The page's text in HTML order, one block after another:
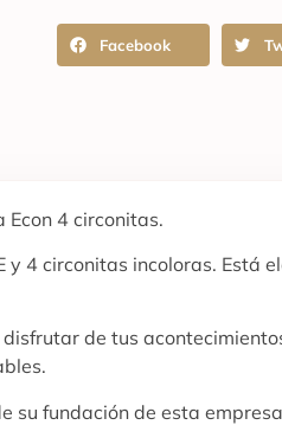
Facebook
Econ 4 circonitas.
4 circonitas incoloras. Está
de tus
fundación de esta